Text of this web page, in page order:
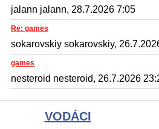
jalann jalann, 28.7.2026 7:05
Re: games
sokarovskiy sokarovskiy,
games
nesteroid nesteroid, 26.7.2026
VODÁCI